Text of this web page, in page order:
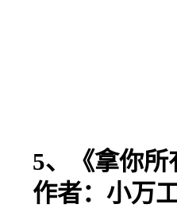
5、
《拿你
作者：小万